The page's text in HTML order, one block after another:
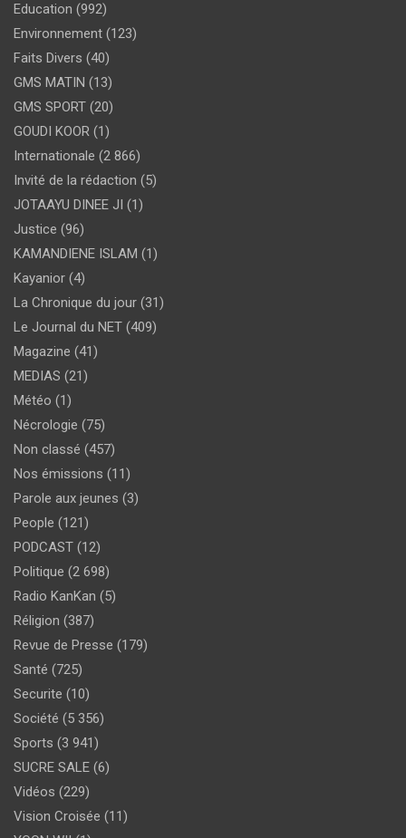
Education (992)
Environnement (123)
Faits Divers (40)
GMS MATIN (13)
GMS SPORT (20)
GOUDI KOOR (1)
Internationale (2 866)
Invité de la rédaction (5)
JOTAAYU DINEE JI (1)
Justice (96)
KAMANDIENE ISLAM (1)
Kayanior (4)
La Chronique du jour (31)
Le Journal du NET (409)
Magazine (41)
MEDIAS (21)
Météo (1)
Nécrologie (75)
Non classé (457)
Nos émissions (11)
Parole aux jeunes (3)
People (121)
PODCAST (12)
Politique (2 698)
Radio KanKan (5)
Réligion (387)
Revue de Presse (179)
Santé (725)
Securite (10)
Société (5 356)
Sports (3 941)
SUCRE SALE (6)
Vidéos (229)
Vision Croisée (11)